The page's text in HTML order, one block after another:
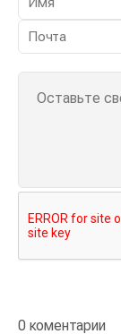
0 коментарии